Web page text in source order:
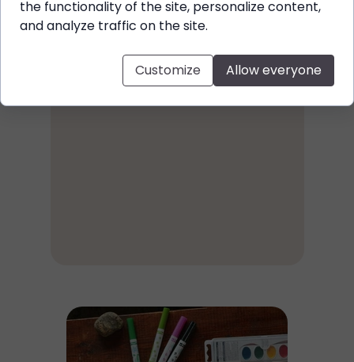
the functionality of the site, personalize content,
and analyze traffic on the site.
Customize Allow everyone